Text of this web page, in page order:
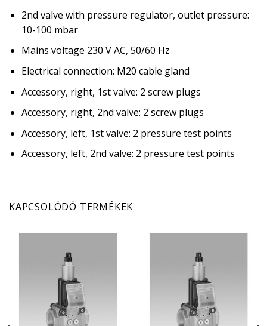
2nd valve with pressure regulator, outlet pressure:
10-100 mbar
Mains voltage 230 V AC, 50/60 Hz
Electrical connection: M20 cable gland
Accessory, right, 1st valve: 2 screw plugs
Accessory, right, 2nd valve: 2 screw plugs
Accessory, left, 1st valve: 2 pressure test points
Accessory, left, 2nd valve: 2 pressure test points
KAPCSOLÓDÓ TERMÉKEK